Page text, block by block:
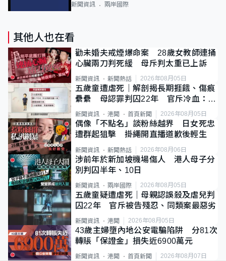
新聞資訊 兩岸國際
其他人也在看
勸未婚夫戒煙爆命案 28歲女教師連捅
心臟兩刀判死緩 母斥判太重已上訴
新聞資訊 新聞熱話 2026年08月05日
五歲童遭虐死｜解剖揭長期捱餓、傷痕
纍纍 母認罪判囚22年 官斥冷血：同
類案最惡劣
新聞資訊 港聞 首頁新聞 2026年08月05日
偶像「不點名」談粉絲越界 日女死忠
遭群起狙擊 掛繩開直播道歉後輕生
新聞資訊 新聞熱話 2026年08月06日
涉前年於新加坡機場傷人 港人母子分
別判囚半年、10日
新聞資訊 兩岸國際 2026年08月05日
五歲童疑遭虐死｜母親認誤殺及虐兒判
囚22年 官斥被告殘忍、同類案最惡劣
新聞資訊 港聞 2026年08月05日
43歲主婦墮內地公安電騙陷阱 分81次
轉賬「保證金」損失近6900萬元
新聞資訊 港聞 首頁新聞 2026年08月07日